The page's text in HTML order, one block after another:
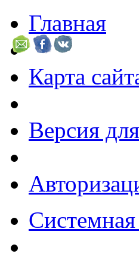
Главная
Карта
Версия